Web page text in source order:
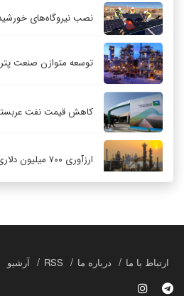
نصب نیروگاه‌های خورشیدی در ۳۰ مدرسه
توسعه متوازن صنعت
کاهش قیمت نفت
ارزآوری ۷۰۰ میلیون دلاری پتروشیمی بندر امام
ارتباط با ما درباره ما RSS آرشیو